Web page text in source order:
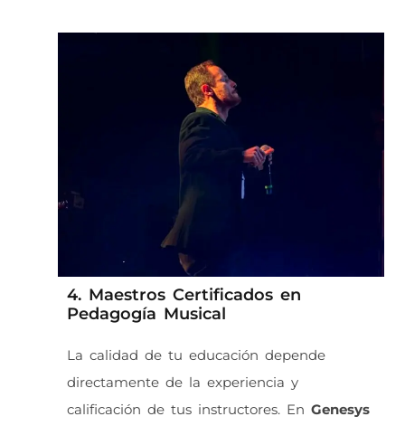
4. Maestros Certificados en
Pedagogía Musical
La calidad de tu educación depende
directamente de la experiencia y
calificación de tus instructores. En Genesys